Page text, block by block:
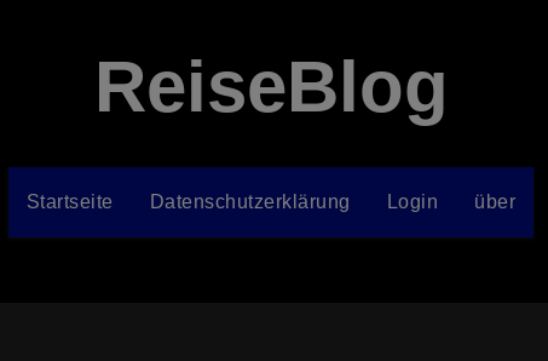
ReiseBlog
Startseite Datenschutzerklärung Login über